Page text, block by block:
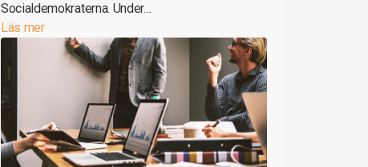
Socialdemokraterna. Under…
Läs mer